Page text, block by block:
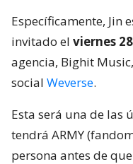
Específicamente, Jin
invitado el viernes
agencia, Bighit
social Weverse.
Esta será una de
tendrá ARMY
persona antes de